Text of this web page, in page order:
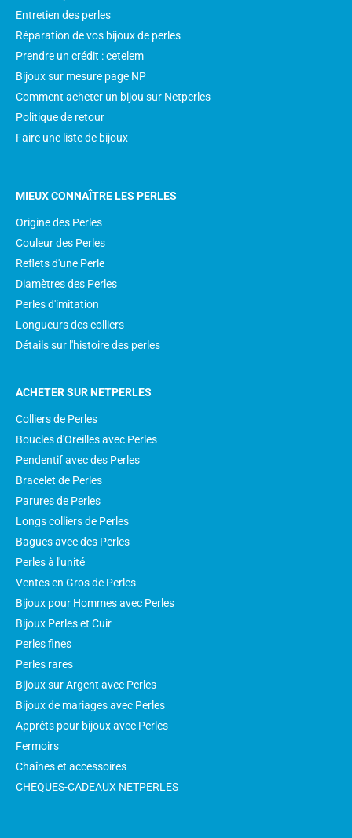
Entretien des perles
Réparation de vos bijoux de perles
Prendre un crédit : cetelem
Bijoux sur mesure page NP
Comment acheter un bijou sur Netperles
Politique de retour
Faire une liste de bijoux
MIEUX CONNAÎTRE LES PERLES
Origine des Perles
Couleur des Perles
Reflets d'une Perle
Diamètres des Perles
Perles d'imitation
Longueurs des colliers
Détails sur l'histoire des perles
ACHETER SUR NETPERLES
Colliers de Perles
Boucles d'Oreilles avec Perles
Pendentif avec des Perles
Bracelet de Perles
Parures de Perles
Longs colliers de Perles
Bagues avec des Perles
Perles à l'unité
Ventes en Gros de Perles
Bijoux pour Hommes avec Perles
Bijoux Perles et Cuir
Perles fines
Perles rares
Bijoux sur Argent avec Perles
Bijoux de mariages avec Perles
Apprêts pour bijoux avec Perles
Fermoirs
Chaînes et accessoires
CHEQUES-CADEAUX NETPERLES